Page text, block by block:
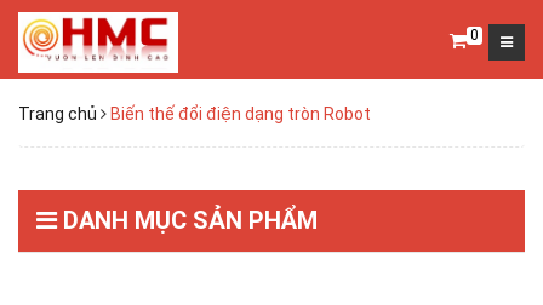
0
Trang chủ Biến thế đổi điện dạng tròn Robot
DANH MỤC SẢN PHẨM